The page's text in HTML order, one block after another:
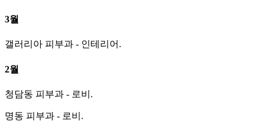
3월
갤러리아 피부과 - 인테리어.
2월
청담동 피부과 - 로비.
명동 피부과 - 로비.